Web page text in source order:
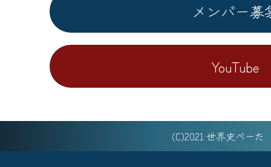
メンバー募
YouTube
(C)2021 世界史べーた